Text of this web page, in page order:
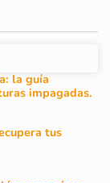
la guía
impagadas.
tus